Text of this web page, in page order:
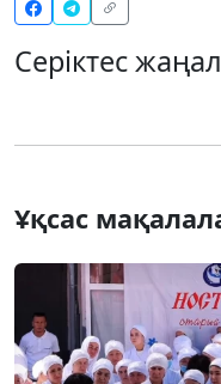
Серіктес
Ұқсас